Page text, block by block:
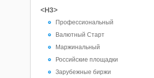
<H3>
Профессиональный
Валютный Старт
Маржинальный
Российские площадки
Зарубежные биржи